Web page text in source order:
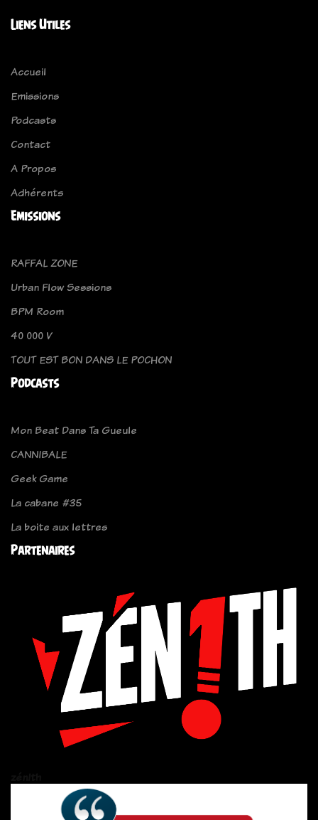
Liens Utiles
Accueil
Emissions
Podcasts
Contact
A Propos
Adhérents
Emissions
RAFFAL ZONE
Urban Flow Sessions
BPM Room
40 000 V
TOUT EST BON DANS LE POCHON
Podcasts
Mon Beat Dans Ta Gueule
CANNIBALE
Geek Game
La cabane #35
La boite aux lettres
Partenaires